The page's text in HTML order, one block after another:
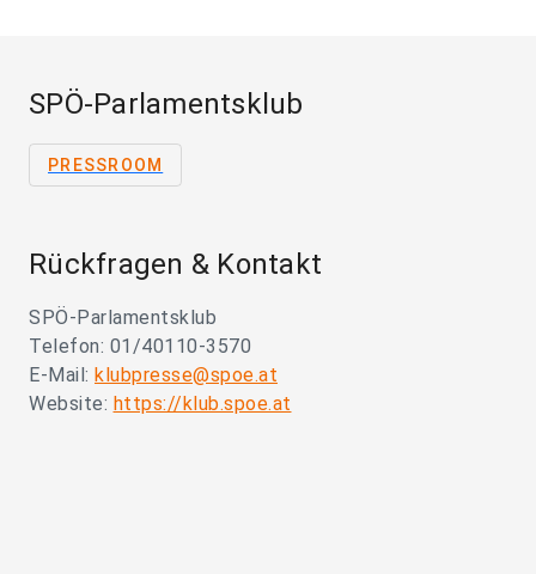
SPÖ-Parlamentsklub
PRESSROOM
Rückfragen & Kontakt
SPÖ-Parlamentsklub
Telefon: 01/40110-3570
E-Mail: klubpresse@spoe.at
Website: https://klub.spoe.at